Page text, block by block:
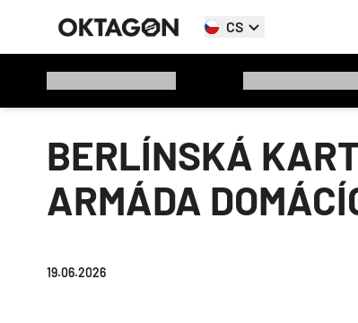
CS
BERLÍNSKÁ
ARMÁDA
19.06.2026